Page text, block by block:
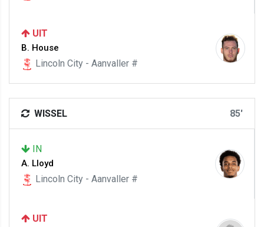
UIT
B. House
Lincoln City - Aanvaller #
WISSEL 85'
IN
A. Lloyd
Lincoln City - Aanvaller #
UIT